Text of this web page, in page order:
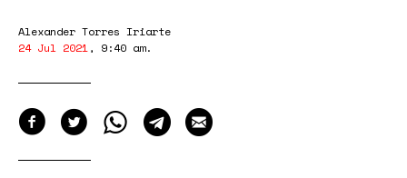
Alexander Torres Iriarte
24 Jul 2021, 9:40 am.